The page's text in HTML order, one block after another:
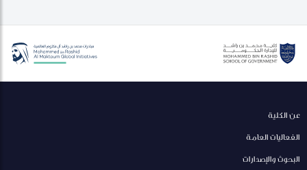
عن الكلية
الفعاليات العامة
البحوث والإصدارات